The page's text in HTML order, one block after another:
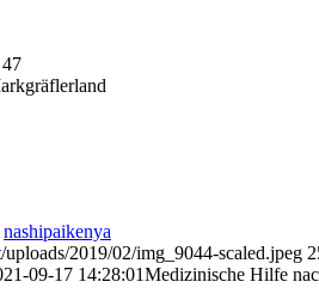
nashipaikenya
2019/02/img_9044-scaled.jpeg
09-17 14:28:01Medizinische Hilfe